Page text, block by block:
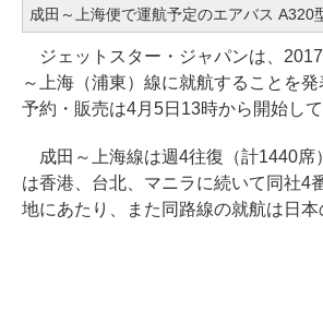
成田～上海便で運航予定のエアバス A320
ジェットスター・ジャパンは、
～上海（浦東）線に就航することを
予約・販売は4月5日13時から開始して
成田～上海線は週4往復（計1440席
は香港、台北、マニラに続いて同社4
地にあたり、また同路線の就航は日本